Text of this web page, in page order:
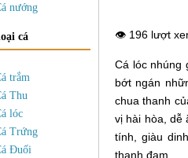
nướng
cá
trắm
Thu
lóc
Trứng
Đuối
👁️ 196 lượt
Cá lóc nhúng
bớt ngán
chua thanh
vị hài hòa, dễ
tính, giàu
thanh đạm.